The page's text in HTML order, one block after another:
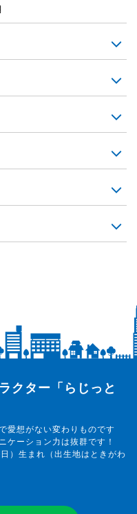
クター「らじっと
愛想がない変わりものです
ケーション力は抜群です！
）生まれ（出生地はときがわ